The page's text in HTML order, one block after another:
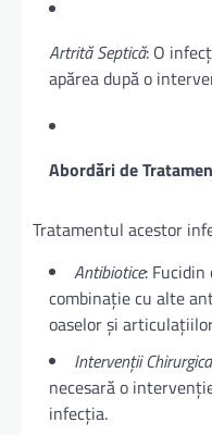
Artrită Septică: O
apărea după o
Abordări de
Tratamentul acestor
Antibiotice:
combinație cu alte
oaselor și
Intervenții
necesară o
infecția.